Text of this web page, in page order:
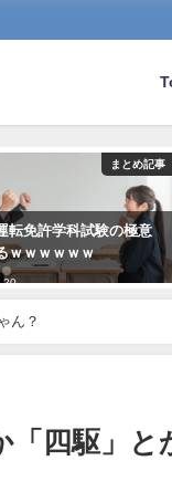
まとめ記事
転免許学科試験の極意
ｗｗｗｗｗｗ
20
ん？
四駆」と